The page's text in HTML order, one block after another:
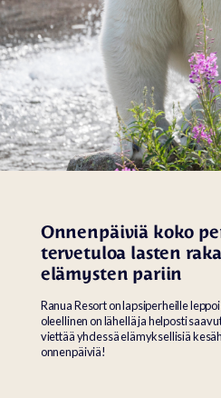
Onnenpäiviä koko
tervetuloa lasten
elämysten pariin
Ranua Resort on lapsiperheille
oleellinen on lähellä ja helposti
viettää yhdessä elämyksellisiä
onnenpäiviä!